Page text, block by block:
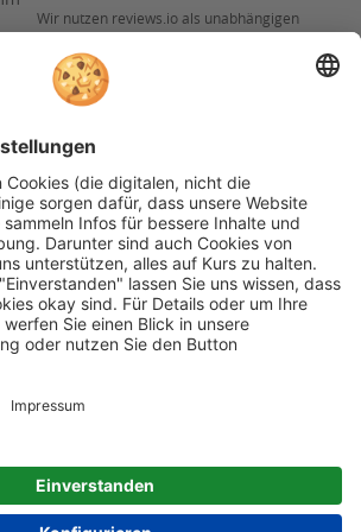
Wir nutzen reviews.io als unabhängigen
Dienstleister für die Einholung von
Bewertungen. Erfahren Sie mehr unter
unserenInformationen zu
Kundenbewertungen
auch auf folgenden Kanälen
Mehrwertsteuer zzgl.
nicht anders beschrieben